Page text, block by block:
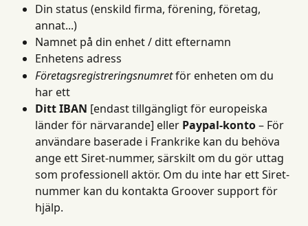
Din status (enskild firma, förening, företag,
annat...)
Namnet på din enhet / ditt efternamn
Enhetens adress
Företagsregistreringsnumret för enheten om du
har ett
Ditt IBAN [endast tillgängligt för europeiska
länder för närvarande] eller Paypal-konto – För
användare baserade i Frankrike kan du behöva
ange ett Siret-nummer, särskilt om du gör uttag
som professionell aktör. Om du inte har ett Siret-
nummer kan du kontakta Groover support för
hjälp.